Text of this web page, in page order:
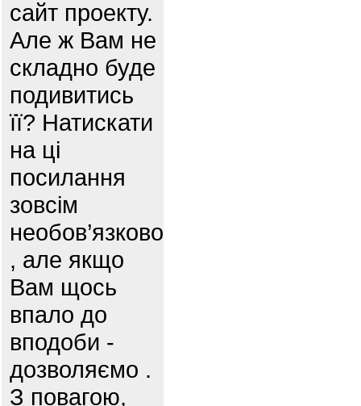
сайт проекту.
Але ж Вам не
складно буде
подивитись
її? Натискати
на ці
посилання
зовсім
необов’язково
, але якщо
Вам щось
впало до
вподоби -
дозволяємо .
З повагою,